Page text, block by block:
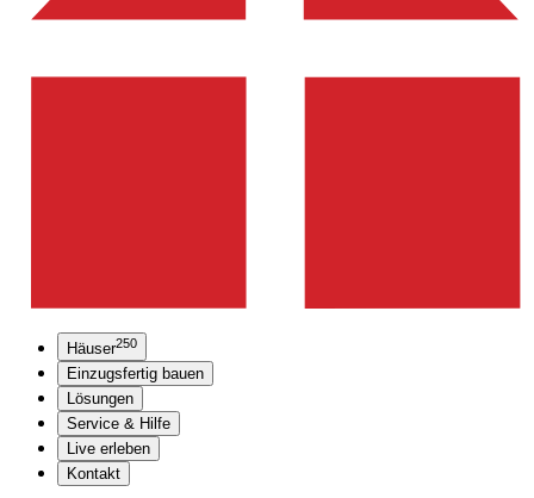
Häuser250
Einzugsfertig bauen
Lösungen
Service & Hilfe
Live erleben
Kontakt